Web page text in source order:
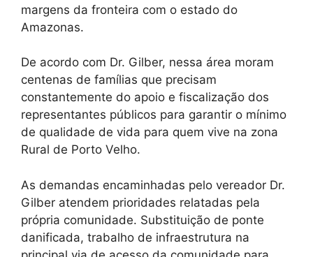
margens da fronteira com o estado do
Amazonas.
De acordo com Dr. Gilber, nessa área moram
centenas de famílias que precisam
constantemente do apoio e fiscalização dos
representantes públicos para garantir o mínimo
de qualidade de vida para quem vive na zona
Rural de Porto Velho.
As demandas encaminhadas pelo vereador Dr.
Gilber atendem prioridades relatadas pela
própria comunidade. Substituição de ponte
danificada, trabalho de infraestrutura na